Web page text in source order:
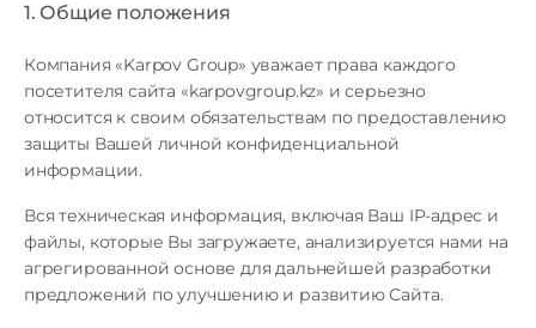
1. Общие положения
Компания «Karpov Group» уважает права каждого
посетителя сайта «karpovgroup.kz» и серьезно
относится к своим обязательствам по предоставлению
защиты Вашей личной конфиденциальной
информации.
Вся техническая информация, включая Ваш IP-адрес и
файлы, которые Вы загружаете, анализируется нами на
агрегированной основе для дальнейшей разработки
предложений по улучшению и развитию Сайта.